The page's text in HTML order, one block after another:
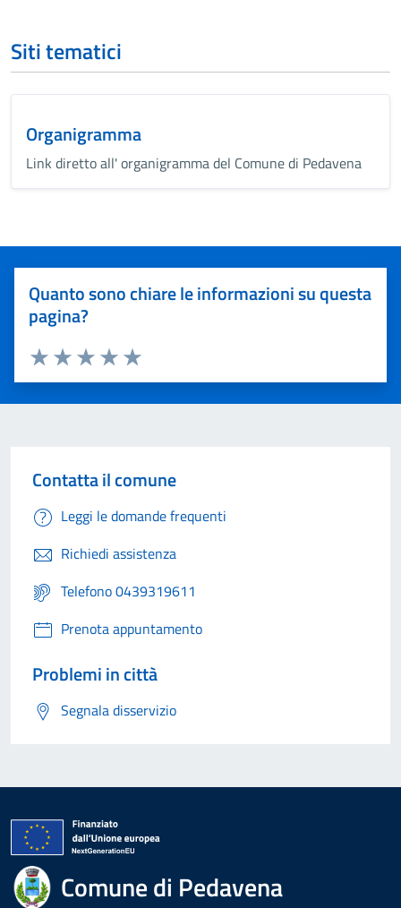
Siti tematici
Organigramma
Link diretto all' organigramma del Comune di Pedavena
Quanto sono chiare le informazioni su questa
pagina?
Valuta 5 stelle su 5
Valuta 4 stelle su 5
Valuta 3 stelle su 5
Valuta 2 stelle su 5
Valuta 1 stelle su 5
Contatta il comune
Leggi le domande frequenti
Richiedi assistenza
Telefono 0439319611
Prenota appuntamento
Problemi in città
Segnala disservizio
Comune di Pedavena